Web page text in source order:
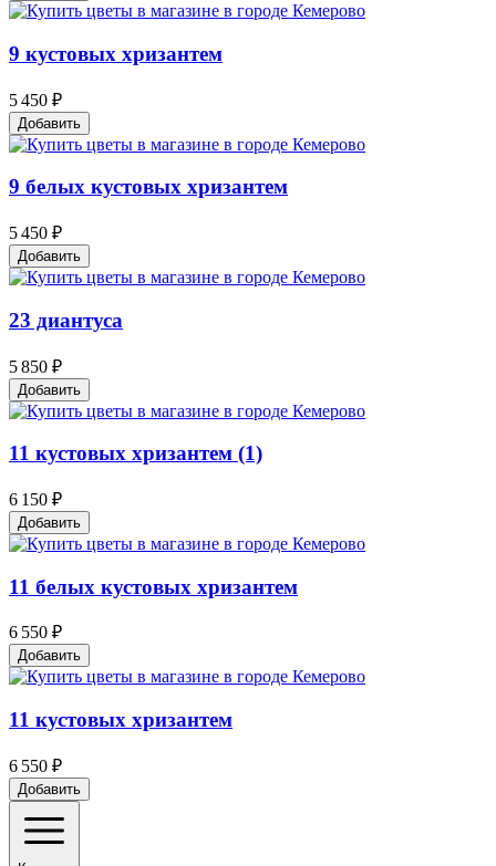
9 кустовых хризантем
5 450 ₽
Добавить
9 белых кустовых хризантем
5 450 ₽
Добавить
23 диантуса
5 850 ₽
Добавить
11 кустовых хризантем (1)
6 150 ₽
Добавить
11 белых кустовых хризантем
6 550 ₽
Добавить
11 кустовых хризантем
6 550 ₽
Добавить